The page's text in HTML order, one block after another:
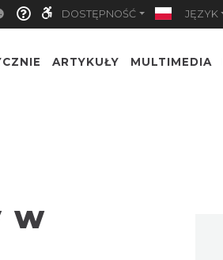
DOSTĘPNOŚĆ JĘZYK
ARTYKUŁY MULTIMEDIA
w